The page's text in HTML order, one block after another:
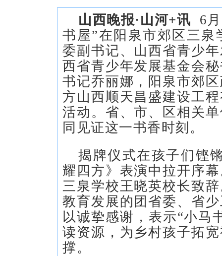
山西晚报·山河+讯 6
书屋”在阳泉市郊区三
委副书记、山西省青少
西省青少年发展基金会
书记乔丽娜，阳泉市郊
方山西顺天昌盛建设工
活动。省、市、区相关
同见证这一书香时刻。
揭牌仪式在孩子们铿
耀四方》表演中拉开序
三泉学校王晓英校长致
教育发展的团省委、省
以诚挚感谢，表示“小马
读资源，为乡村孩子拓
撑。